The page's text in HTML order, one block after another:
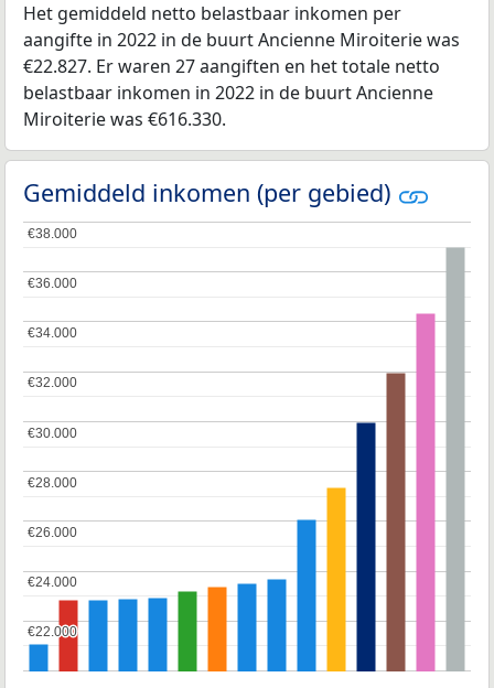
Het gemiddeld netto belastbaar inkomen per
aangifte in 2022 in de buurt Ancienne Miroiterie was
€22.827. Er waren 27 aangiften en het totale netto
belastbaar inkomen in 2022 in de buurt Ancienne
Miroiterie was €616.330.
Gemiddeld inkomen (per gebied)
€22.000
€22.000
€24.000
€24.000
€26.000
€26.000
€28.000
€28.000
€30.000
€30.000
€32.000
€32.000
€34.000
€34.000
€36.000
€36.000
€38.000
€38.000